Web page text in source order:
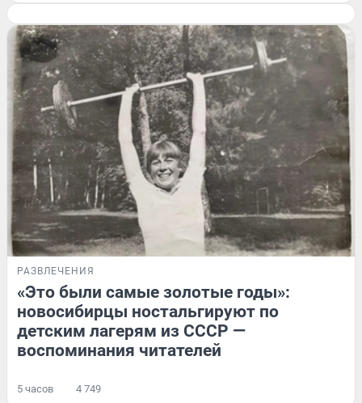
РАЗВЛЕЧЕНИЯ
«Это были самые золотые годы»:
новосибирцы ностальгируют по
детским лагерям из СССР —
воспоминания читателей
5 часов 4 749